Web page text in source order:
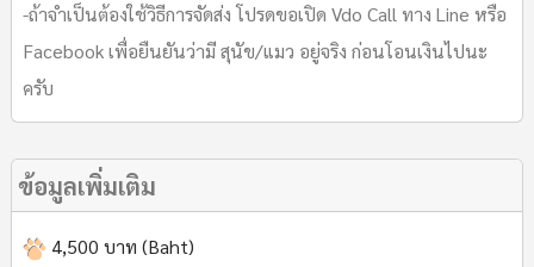
-ถ้าจำเป็นต้องใช้วิธีการจัดส่ง โปรดขอเปิด Vdo Call ทาง Line หรือ
Facebook เพื่อยืนยันว่ามี สุนัข/แมว อยู่จริง ก่อนโอนเงินไปนะ
ครับ
ข้อมูลเพิ่มเติม
4,500 บาท (Baht)